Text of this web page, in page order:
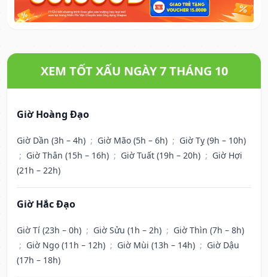
XEM TỐT XẤU NGÀY 7 THÁNG 10
Giờ Hoàng Đạo
Giờ Dần (3h – 4h) ; Giờ Mão (5h – 6h) ; Giờ Tỵ (9h – 10h)
; Giờ Thân (15h – 16h) ; Giờ Tuất (19h – 20h) ; Giờ Hợi
(21h – 22h)
Giờ Hắc Đạo
Giờ Tí (23h – 0h) ; Giờ Sửu (1h – 2h) ; Giờ Thìn (7h – 8h)
; Giờ Ngọ (11h – 12h) ; Giờ Mùi (13h – 14h) ; Giờ Dậu
(17h – 18h)